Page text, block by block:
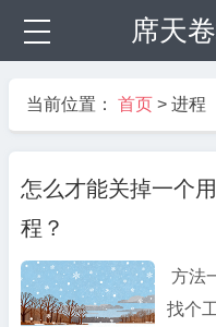
席天
当前位置： 首页 > 进程
怎么才能关掉一个
程？
方
找个